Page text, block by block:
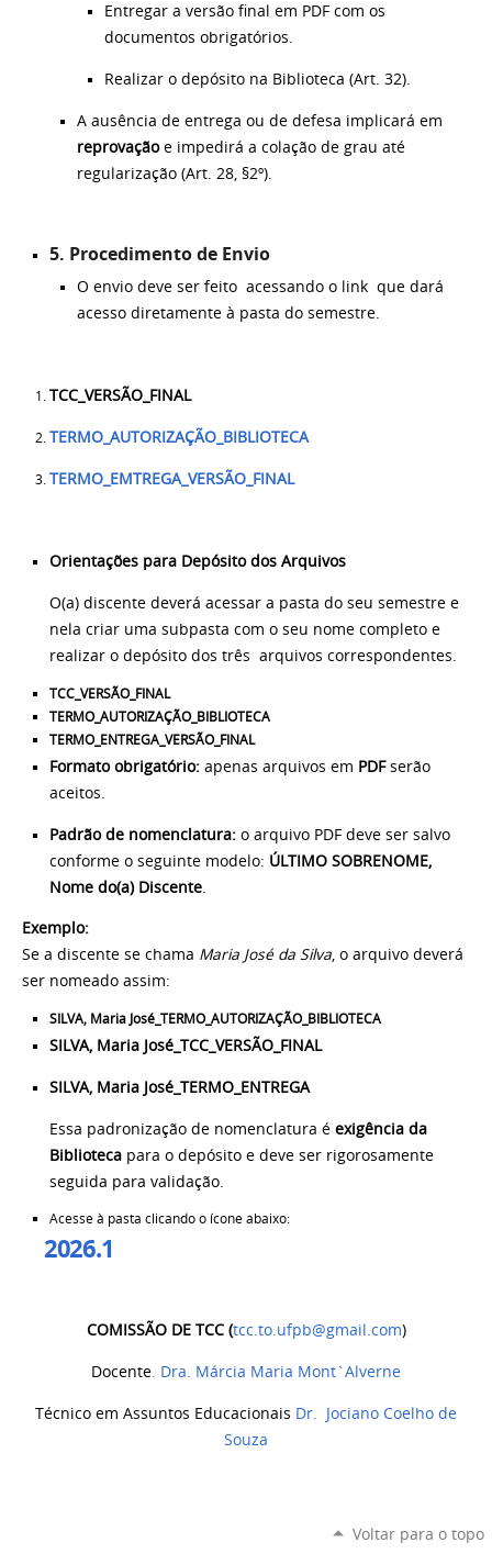
Entregar a versão final em PDF com os
documentos obrigatórios.
Realizar o depósito na Biblioteca (Art. 32).
A ausência de entrega ou de defesa implicará em
reprovaçãoe impedirá a colação de grau até
regularização (Art. 28, §2º).
5. Procedimento de Envio
O envio deve ser feito acessando o link que dará
acesso diretamente à pasta do semestre.
TCC_VERSÃO_FINAL
TERMO_AUTORIZAÇÃO_BIBLIOTECA
TERMO_EMTREGA_VERSÃO_FINAL
Orientações para Depósito dos Arquivos
O(a) discente deverá acessar a pasta do seu semestre e
nela criar uma subpasta com o seu nome completo e
realizar o depósito dos três arquivos correspondentes.
TCC_VERSÃO_FINAL
TERMO_AUTORIZAÇÃO_BIBLIOTECA
TERMO_ENTREGA_VERSÃO_FINAL
Formato obrigatório:apenas arquivos em PDFserão
aceitos.
Padrão de nomenclatura:o arquivo PDF deve ser salvo
conforme o seguinte modelo: ÚLTIMO SOBRENOME,
Nome do(a) Discente.
Exemplo:
Se a discente se chama Maria José da Silva, o arquivo deverá
ser nomeado assim:
SILVA, Maria José_TERMO_AUTORIZAÇÃO_BIBLIOTECA
SILVA, Maria José_TCC_VERSÃO_FINAL
SILVA, Maria José_TERMO_ENTREGA
Essa padronização de nomenclatura é exigência da
Bibliotecapara o depósito e deve ser rigorosamente
seguida para validação.
Acesse à pasta clicando o ícone abaixo:
2026.1
COMISSÃO DE TCC (tcc.to.ufpb@gmail.com)
Docente. Dra. Márcia Maria Mont`Alverne
Técnico em Assuntos Educacionais Dr. Jociano Coelho de
Souza
Voltar para o topo